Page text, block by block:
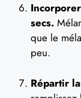
secs.
que le
peu.
Répartir